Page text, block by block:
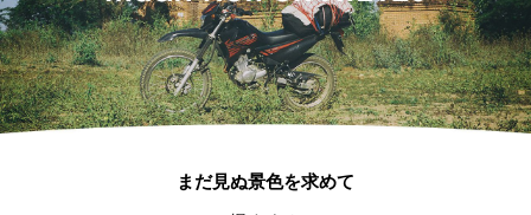
Moto Life
まだ見ぬ景色を求めて